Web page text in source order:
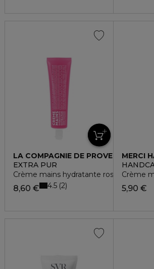
LA COMPAGNIE DE PROVENCE
EXTRA PUR
Crème mains hydratante rose sauvage
8,60 € 4.5 2
MERCI
Crème
5,90 €